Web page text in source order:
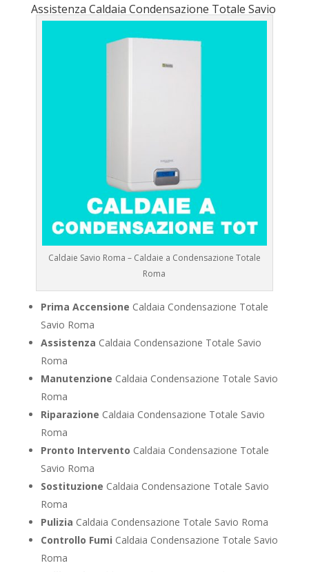
Assistenza Caldaia Condensazione Totale Savio
Caldaie Savio Roma – Caldaie a Condensazione Totale
Roma
Prima Accensione Caldaia Condensazione Totale
Savio Roma
Assistenza Caldaia Condensazione Totale Savio
Roma
Manutenzione Caldaia Condensazione Totale Savio
Roma
Riparazione Caldaia Condensazione Totale Savio
Roma
Pronto Intervento Caldaia Condensazione Totale
Savio Roma
Sostituzione Caldaia Condensazione Totale Savio
Roma
Pulizia Caldaia Condensazione Totale Savio Roma
Controllo Fumi Caldaia Condensazione Totale Savio
Roma